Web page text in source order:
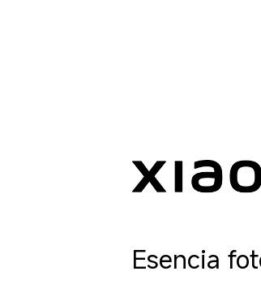
Esencia